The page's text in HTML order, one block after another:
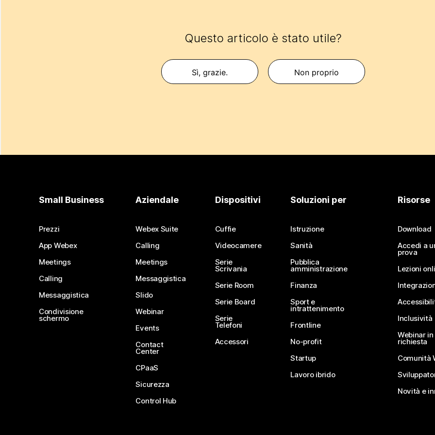
Questo articolo è stato utile?
Sì, grazie. Non proprio
Small Business
Prezzi
App Webex
Meetings
Calling
Messaggistica
Condivisione
schermo
Aziendale
Webex Suite
Calling
Meetings
Messaggistica
Slido
Webinar
Events
Contact
Center
CPaaS
Sicurezza
Control Hub
Dispositivi
Cuffie
Videocamere
Serie
Scrivania
Serie Room
Serie Board
Serie
Telefoni
Accessori
Soluzioni per
Istruzione
Sanità
Pubblica
amministrazione
Finanza
Sport e
intrattenimento
Frontline
No-profit
Startup
Lavoro ibrido
Risorse
Download
Accedi a
prova
Lezioni
Inclusività
Webinar
richiesta
Comunità
Novità e